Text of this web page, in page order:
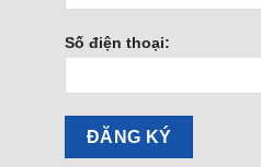
Số điện thoại: